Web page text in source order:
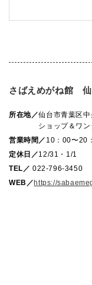
さばえめがね館
所在地／仙台市青葉区
ショップ＆ワ
営業時間／ 10：00〜20
定休日／12/31・1/1
TEL／ 022-796-3450
WEB／ https://